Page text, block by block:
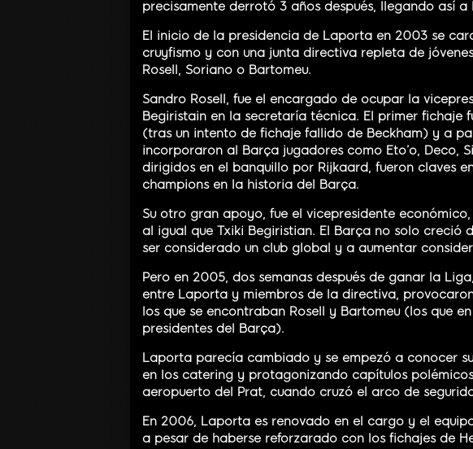
precisamente derrotó 3 años después, llegando así
El inicio de la presidencia de Laporta en 2003 se
cruyfismo y con una junta directiva repleta de
Rosell, Soriano o Bartomeu.
Sandro Rosell, fue el encargado de ocupar la
Begiristain en la secretaría técnica. El primer fichaje
(tras un intento de fichaje fallido de Beckham) y a
incorporaron al Barça jugadores como Eto’o, Deco,
dirigidos en el banquillo por Rijkaard, fueron claves
champions en la historia del Barça.
Su otro gran apoyo, fue el vicepresidente
al igual que Txiki Begiristian. El Barça no solo creció
ser considerado un club global y a aumentar
Pero en 2005, dos semanas después de ganar la
entre Laporta y miembros de la directiva,
los que se encontraban Rosell y Bartomeu (los que
presidentes del Barça).
Laporta parecía cambiado y se empezó a conocer
en los catering y protagonizando capítulos
aeropuerto del Prat, cuando cruzó el arco de
En 2006, Laporta es renovado en el cargo y el
a pesar de haberse reforzarado con los fichajes de